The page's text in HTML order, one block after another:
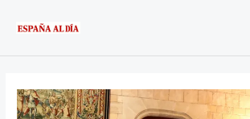
contenido